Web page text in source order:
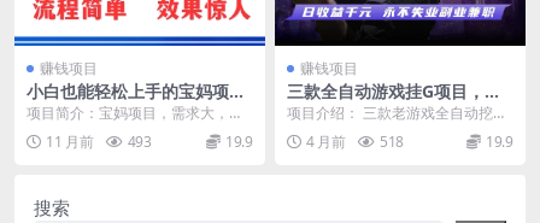
赚钱项目
小白也能轻松上手的宝妈项
目，每天引流20人，单月变现
3W+，流程简单，效果惊人
项目简介：宝妈项目，需求大，基
本是宝妈的刚需产品，所以变现容
易，搭配最新的引流方...
11 月前 493 19.9
赚钱项目
三款全自动游戏挂G项目，轻
松日入1K，纯无脑操作，长期
项目介绍： 三款老游戏全自动挖金
项目，每天轻松日入1K+ 项目长期
稳定，全自动无...
4 月前 518 19.9
搜索